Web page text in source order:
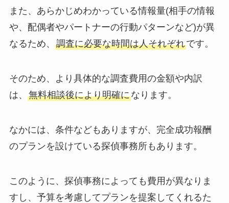
また、あらかじめわかっている情報量(相手の情報
や、配偶者やパートナーの行動パターンなど)が異
なるため、 調査に必要な時間は人それぞれです。
そのため、より具体的な調査費用の金額や内訳
は、 無料相談後により明確になります。
なかには、条件などもありますが、完全成功報酬
のプランを設けている探偵事務所もあります。
このように、探偵事務によっても費用が異なりま
すし、予算を考慮してプランを提案してくれるた